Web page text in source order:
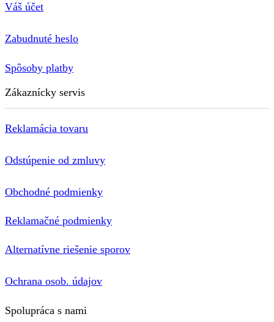
Váš účet
Zabudnuté heslo
Spôsoby platby
Zákaznícky servis
Reklamácia tovaru
Odstúpenie od zmluvy
Obchodné podmienky
Reklamačné podmienky
Alternatívne riešenie sporov
Ochrana osob. údajov
Spolupráca s nami